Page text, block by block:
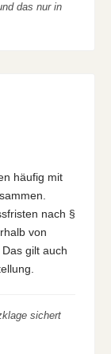
das nur in
häufig mit
nach §
von
gilt auch
sichert